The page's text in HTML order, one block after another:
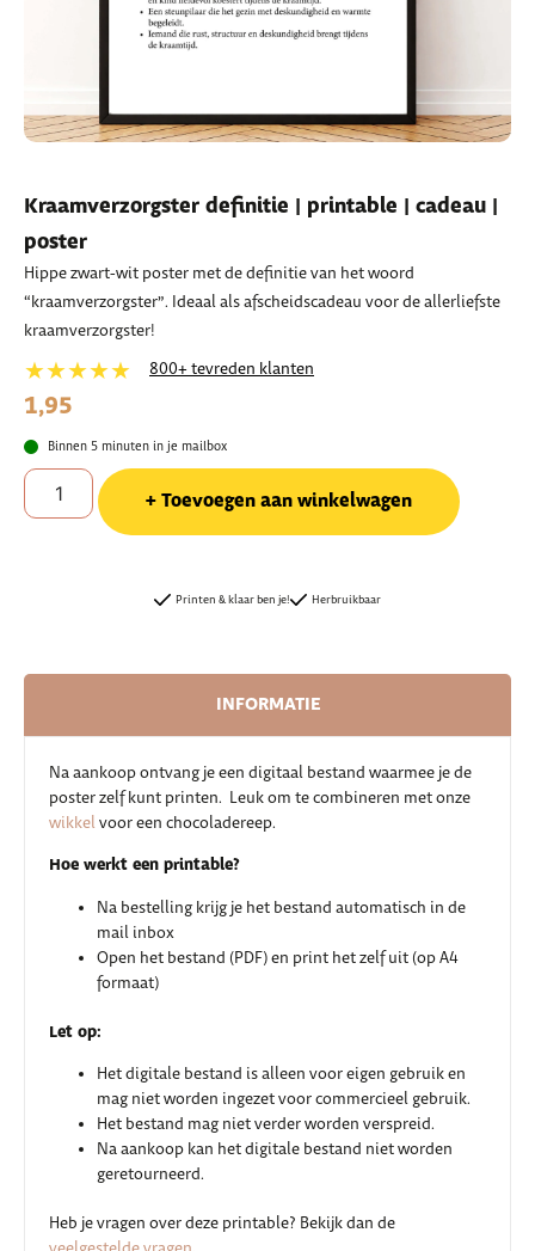
Kraamverzorgster definitie | printable | cadeau |
poster
Hippe zwart-wit poster met de definitie van het woord
“kraamverzorgster”. Ideaal als afscheidscadeau voor de allerliefste
kraamverzorgster!
★★★★★ 800+ tevreden klanten
1,95
Binnen 5 minuten in je mailbox
Toevoegen aan winkelwagen
Printen & klaar ben je! Herbruikbaar
INFORMATIE
Na aankoop ontvang je een digitaal bestand waarmee je de
poster zelf kunt printen. Leuk om te combineren met onze
wikkel voor een chocoladereep.
Hoe werkt een printable?
Na bestelling krijg je het bestand automatisch in de
mail inbox
Open het bestand (PDF) en print het zelf uit (op A4
formaat)
Let op:
Het digitale bestand is alleen voor eigen gebruik en
mag niet worden ingezet voor commercieel gebruik.
Het bestand mag niet verder worden verspreid.
Na aankoop kan het digitale bestand niet worden
geretourneerd.
Heb je vragen over deze printable? Bekijk dan de